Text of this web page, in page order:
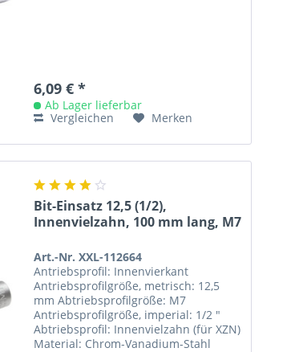
6,09 € *
Ab Lager lieferbar
Vergleichen
Merken
Bit-Einsatz 12,5 (1/2),
Innenvielzahn, 100 mm lang, M7
Art.-Nr. XXL-112664
Antriebsprofil: Innenvierkant
Antriebsprofilgröße, metrisch: 12,5
mm Abtriebsprofilgröße: M7
Antriebsprofilgröße, imperial: 1/2 "
Abtriebsprofil: Innenvielzahn (für XZN)
Material: Chrom-Vanadium-Stahl